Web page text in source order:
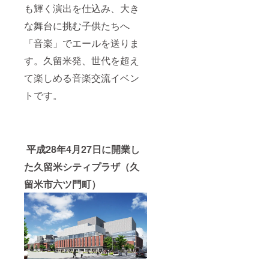
も輝く演出を仕込み、大き
な舞台に挑む子供たちへ
「音楽」でエールを送りま
す。久留米発、世代を超え
て楽しめる音楽交流イベン
トです。
平成28年4月27日に開業し
た久留米シティプラザ（久
留米市六ツ門町）